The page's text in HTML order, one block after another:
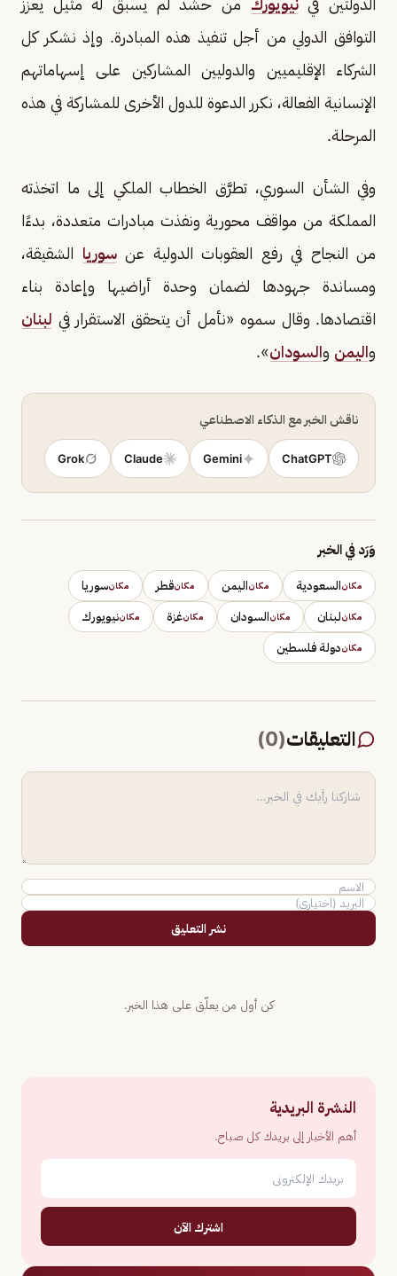
الدولتين فينيويورك من حشد لم يسبق له مثيل يعزز
التوافق الدولي من أجل تنفيذ هذه المبادرة. وإذ نشكر كل
الشركاء الإقليميين والدوليين المشاركين على إسهاماتهم
الإنسانية الفعالة، نكرر الدعوة للدول الأخرى للمشاركة في هذه
المرحلة.
وفي الشأن السوري، تطرَّق الخطاب الملكي إلى ما اتخذته
المملكة من مواقف محورية ونفذت مبادرات متعددة، بدءًا
من النجاح في رفع العقوبات الدولية عنسوريا الشقيقة،
ومساندة جهودها لضمان وحدة أراضيها وإعادة بناء
اقتصادها. وقال سموه «نأمل أن يتحقق الاستقرار في لبنان
واليمن والسودان».
ناقش الخبر مع الذكاء الاصطناعي
ChatGPT
Gemini
Claude
Grok
وَرَد في الخبر
مكانالسعودية مكاناليمن مكانقطر مكانسوريا
مكانلبنان مكانالسودان مكانغزة مكاننيويورك
مكاندولة فلسطين
التعليقات(
0
)
نشر التعليق
كن أول من يعلّق على هذا الخبر.
النشرة البريدية
أهم الأخبار إلى بريدك كل صباح.
اشترك الآن